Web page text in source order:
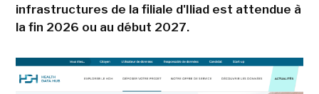
infrastructures de la filiale d'Iliad est attendue à
la fin 2026 ou au début 2027.